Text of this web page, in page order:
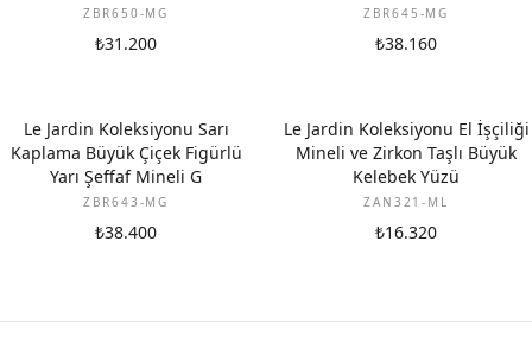
ZBR650-MG
₺31.200
ZBR645-MG
₺38.160
Le Jardin Koleksiyonu Sarı
Kaplama Büyük Çiçek Figürlü
Yarı Şeffaf Mineli G
ZBR643-MG
₺38.400
Le Jardin Koleksiyonu El İşçiliği
Mineli ve Zirkon Taşlı Büyük
Kelebek Yüzü
ZAN321-ML
₺16.320